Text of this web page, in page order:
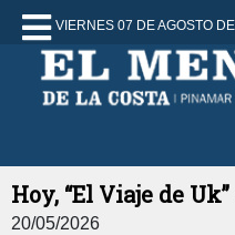
VIERNES 07 DE AGOSTO
Hoy, “El Viaje de
20/05/2026